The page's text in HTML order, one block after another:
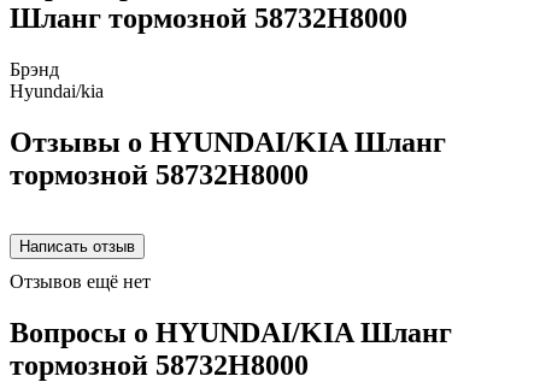
Шланг тормозной 58732H8000
Брэнд
Hyundai/kia
Отзывы о HYUNDAI/KIA Шланг
тормозной 58732H8000
Отзывов ещё нет
Вопросы о HYUNDAI/KIA Шланг
тормозной 58732H8000